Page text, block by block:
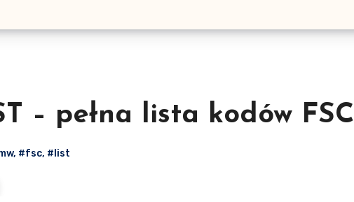
– pełna lista kodów FSC
, #fsc, #list